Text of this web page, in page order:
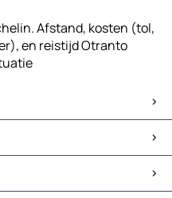
Afstand, kosten (tol,
en reistijd Otranto